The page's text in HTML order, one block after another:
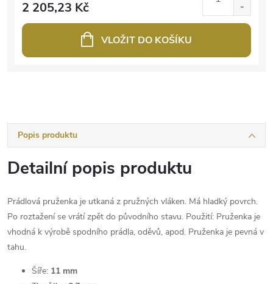
2 205,23 Kč
VLOŽIT DO KOŠÍKU
Popis produktu
Detailní popis produktu
Prádlová pruženka je utkaná z pružných vláken. Má hladký povrch.
Po roztažení se vrátí zpět do původního stavu. Použití: Pruženka je
vhodná k výrobě spodního prádla, oděvů, apod. Pruženka je pevná v
tahu.
Šíře: 11 mm